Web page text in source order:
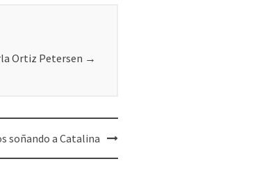
Ortiz Petersen →
soñando a Catalina